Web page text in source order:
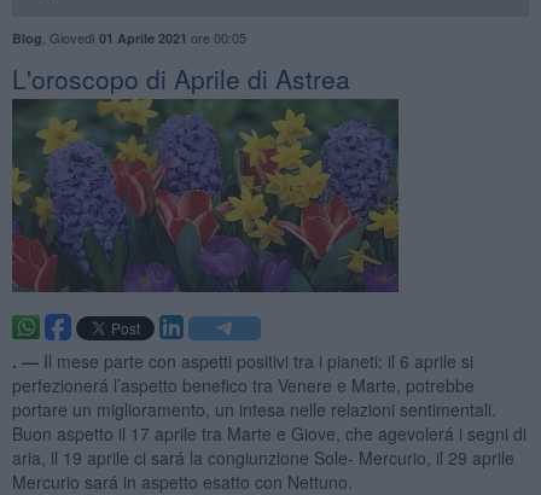
Blog Giovedì 01 Aprile 2021 ore 00:05
L'oroscopo di Aprile di Astrea
. — Il mese parte con aspetti positivi tra i pianeti: il 6 aprile si
perfezionerá l’aspetto benefico tra Venere e Marte, potrebbe
portare un miglioramento, un intesa nelle relazioni sentimentali.
Buon aspetto il 17 aprile tra Marte e Giove, che agevolerá i segni di
aria, il 19 aprile ci sará la congiunzione Sole- Mercurio, il 29 aprile
Mercurio sará in aspetto esatto con Nettuno.